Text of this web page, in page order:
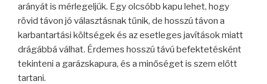
arányát is mérlegeljük. Egy olcsóbb kapu lehet, hogy
rövid távon jó választásnak tűnik, de hosszú távon a
karbantartási költségek és az esetleges javítások miatt
drágábbá válhat. Érdemes hosszú távú befektetésként
tekinteni a garázskapura, és a minőséget is szem előtt
tartani.